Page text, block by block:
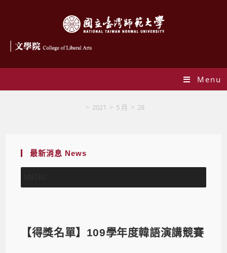
Menu
> 2021 > 5 月 > 28
最新消息 News
【得獎名單】109學年度韓語演講競賽